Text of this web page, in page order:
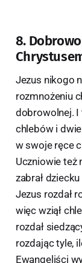
8.
Jezus nikogo
rozmnożeniu
dobrowolnej. I
chlebów i
w swoje ręce
Uczniowie też
zabrał
Jezus rozdał
więc wziął
rozdał
rozdając tyle,
Ewangeliści